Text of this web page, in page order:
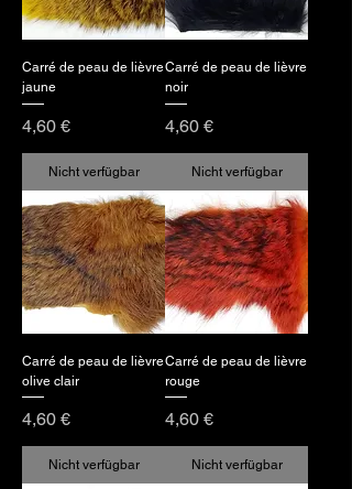
Carré de peau de lièvre
jaune
Preis
4,60 €
Nicht verfügbar
Carré de peau de lièvre
noir
Preis
4,60 €
Nicht verfügbar
Carré de peau de lièvre
olive clair
Preis
4,60 €
Nicht verfügbar
Carré de peau de lièvre
rouge
Preis
4,60 €
Nicht verfügbar